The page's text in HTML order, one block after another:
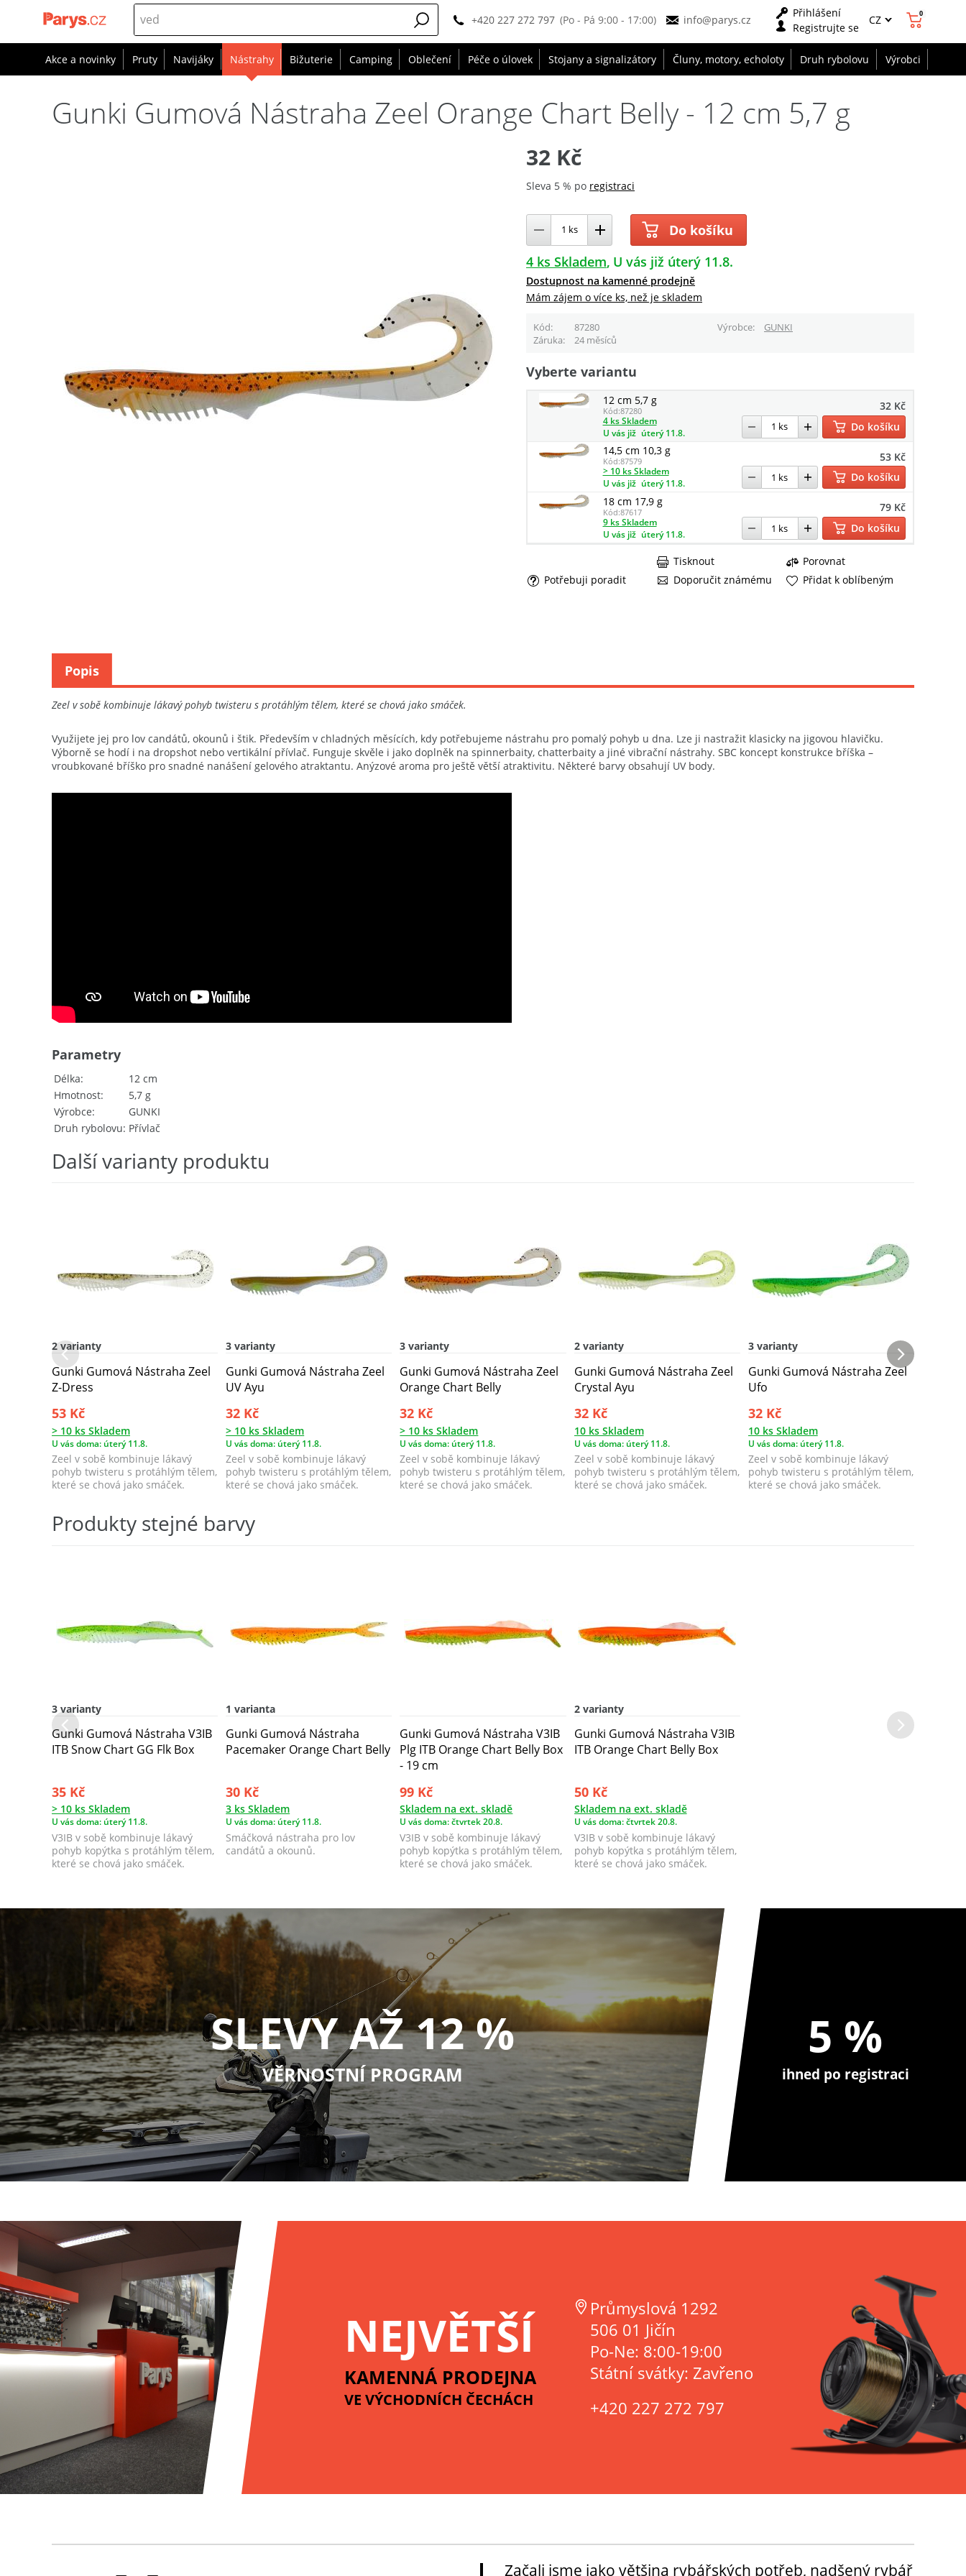
+420 227 272 797 (Po - Pá 9:00 - 17:00) info@parys.cz
Přihlášení
Registrujte se
CZ 0
Akce a novinky Pruty Navijáky Nástrahy Bižuterie Camping Oblečení Péče o úlovek Stojany a signalizátory Čluny, motory, echoloty Druh rybolovu Výrobci
Gunki Gumová Nástraha Zeel Orange Chart Belly - 12 cm 5,7 g
32 Kč
Sleva 5 % po registraci
Do košíku
4 ks Skladem U vás již úterý 11.8.
Dostupnost na kamenné prodejně
Mám zájem o více ks, než je skladem
Kód 87280 Výrobce
GUNKI
Záruka
24 měsíců
Vyberte variantu
12 cm 5,7 g
Kód:87280 32 Kč
4 ks Skladem
U vás již úterý 11.8.
Do košíku
14,5 cm 10,3 g
Kód:87579 53 Kč
> 10 ks Skladem
U vás již úterý 11.8.
Do košíku
18 cm 17,9 g
Kód:87617 79 Kč
9 ks Skladem
U vás již úterý 11.8. Do košíku
Porovnat
Potřebuji poradit
Doporučit známému
Tisknout
Přidat k oblíbeným
Zeel v sobě kombinuje lákavý pohyb twisteru s protáhlým tělem, které se chová jako smáček.
Využijete jej pro lov candátů, okounů i štik. Především v chladných měsících, kdy potřebujeme nástrahu pro pomalý pohyb u dna. Lze ji nastražit klasicky na jigovou hlavičku.
Výborně se hodí i na dropshot nebo vertikální přívlač. Funguje skvěle i jako doplněk na spinnerbaity, chatterbaity a jiné vibrační nástrahy. SBC koncept konstrukce bříška –
vroubkované bříško pro snadné nanášení gelového atraktantu. Anýzové aroma pro ještě větší atraktivitu. Některé barvy obsahují UV body.
Délka
12 cm
Hmotnost
5,7 g
Výrobce
GUNKI
Druh rybolovu Přívlač
Parametry
Popis
Další varianty produktu
2 varianty
Gunki Gumová Nástraha Zeel
Z-Dress
53 Kč
> 10 ks Skladem
U vás doma: úterý 11.8.
Zeel v sobě kombinuje lákavý
pohyb twisteru s protáhlým tělem,
které se chová jako smáček.
3 varianty
Gunki Gumová Nástraha Zeel
UV Ayu
32 Kč
> 10 ks Skladem
U vás doma: úterý 11.8.
Zeel v sobě kombinuje lákavý
pohyb twisteru s protáhlým tělem,
které se chová jako smáček.
3 varianty
Gunki Gumová Nástraha Zeel
Orange Chart Belly
32 Kč
> 10 ks Skladem
U vás doma: úterý 11.8.
Zeel v sobě kombinuje lákavý
pohyb twisteru s protáhlým tělem,
které se chová jako smáček.
2 varianty
Gunki Gumová Nástraha Zeel
Crystal Ayu
32 Kč
10 ks Skladem
U vás doma: úterý 11.8.
Zeel v sobě kombinuje lákavý
pohyb twisteru s protáhlým tělem,
které se chová jako smáček.
3 varianty
Gunki Gumová Nástraha Zeel
Ufo
32 Kč
10 ks Skladem
U vás doma: úterý 11.8.
Zeel v sobě kombinuje lákavý
pohyb twisteru s protáhlým tělem,
které se chová jako smáček.
Produkty stejné barvy
3 varianty
Gunki Gumová Nástraha V3IB
ITB Snow Chart GG Flk Box
35 Kč
> 10 ks Skladem
U vás doma: úterý 11.8.
V3IB v sobě kombinuje lákavý
pohyb kopýtka s protáhlým tělem,
které se chová jako smáček.
1 varianta
Gunki Gumová Nástraha
Pacemaker Orange Chart Belly
30 Kč
3 ks Skladem
U vás doma: úterý 11.8.
Smáčková nástraha pro lov
candátů a okounů.
Gunki Gumová Nástraha V3IB
Plg ITB Orange Chart Belly Box
- 19 cm
99 Kč
Skladem na ext. skladě
U vás doma: čtvrtek 20.8.
V3IB v sobě kombinuje lákavý
pohyb kopýtka s protáhlým tělem,
které se chová jako smáček.
2 varianty
Gunki Gumová Nástraha V3IB
ITB Orange Chart Belly Box
50 Kč
Skladem na ext. skladě
U vás doma: čtvrtek 20.8.
V3IB v sobě kombinuje lákavý
pohyb kopýtka s protáhlým tělem,
které se chová jako smáček.
SLEVY AŽ 12 %
VĚRNOSTNÍ PROGRAM
5 %
ihned po registraci
NEJVĚTŠÍ
KAMENNÁ PRODEJNA
VE VÝCHODNÍCH ČECHÁCH
Průmyslová 1292
506 01 Jičín
Po-Ne: 8:00-19:00
Státní svátky: Zavřeno
+420 227 272 797
Začali jsme jako většina rybářských potřeb, nadšený rybář